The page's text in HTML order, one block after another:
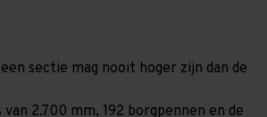
sectie mag nooit hoger zijn dan de
2.700 mm, 192 borgpennen en de